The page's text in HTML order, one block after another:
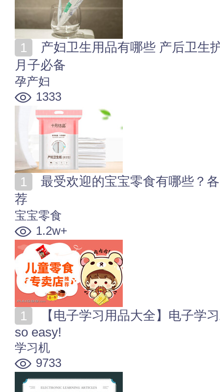
月子必备
孕产妇
1333
荐
宝宝零食
1.2w+
so easy!
学习机
9733